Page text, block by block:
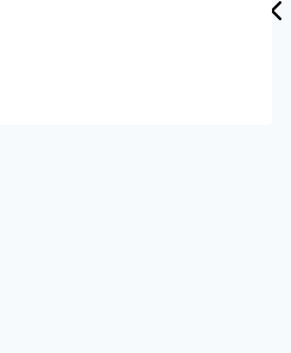
tras la oreja, y esta vez con